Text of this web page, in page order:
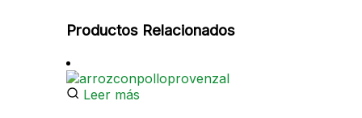
Productos Relacionados
Leer más